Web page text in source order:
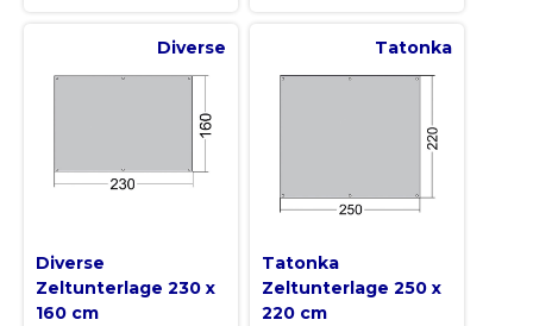
Diverse
Diverse
Zeltunterlage 230 x
160 cm
Tatonka
Tatonka
Zeltunterlage 250 x
220 cm